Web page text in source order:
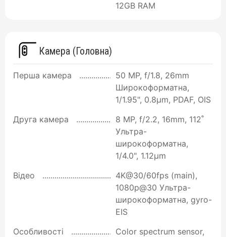
12GB RAM
Камера (Головна)
Перша камера
50 MP, f/1.8, 26mm
Широкоформатна,
1/1.95", 0.8µm, PDAF, OIS
Друга камера
8 MP, f/2.2, 16mm, 112˚
Ультра-
широкоформатна,
1/4.0", 1.12µm
Відео
4K@30/60fps (main),
1080p@30 Ультра-
широкоформатна, gyro-
EIS
Особливості
Color spectrum sensor,